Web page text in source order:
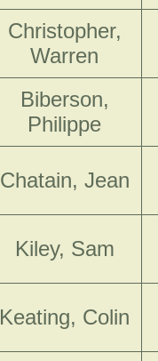
Christopher,
Warren
Biberson,
Philippe
Chatain, Jean
Kiley, Sam
Keating, Colin